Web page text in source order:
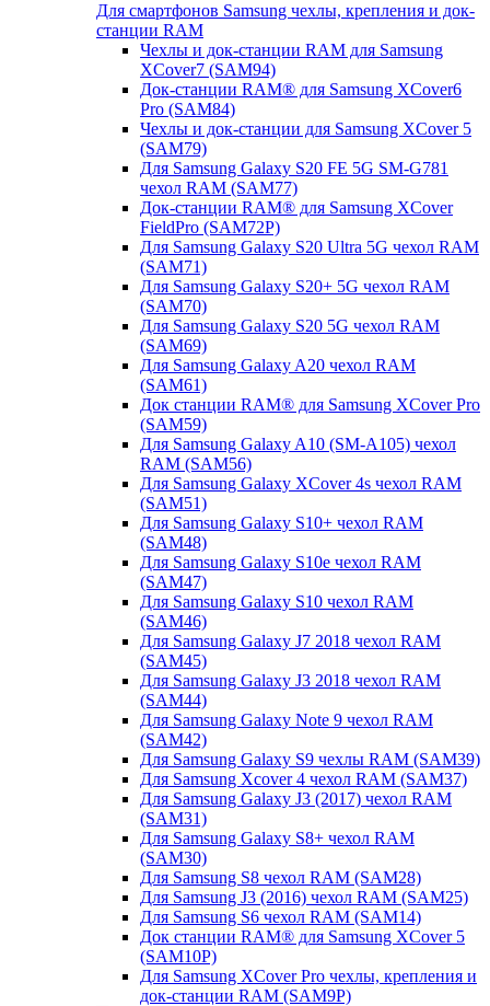
Для смартфонов Samsung чехлы, крепления и док-
станции RAM
Чехлы и док-станции RAM для Samsung
XCover7 (SAM94)
Док-станции RAM® для Samsung XCover6
Pro (SAM84)
Чехлы и док-станции для Samsung XCover 5
(SAM79)
Для Samsung Galaxy S20 FE 5G SM-G781
чехол RAM (SAM77)
Док-станции RAM® для Samsung XCover
FieldPro (SAM72P)
Для Samsung Galaxy S20 Ultra 5G чехол RAM
(SAM71)
Для Samsung Galaxy S20+ 5G чехол RAM
(SAM70)
Для Samsung Galaxy S20 5G чехол RAM
(SAM69)
Для Samsung Galaxy A20 чехол RAM
(SAM61)
Док станции RAM® для Samsung XCover Pro
(SAM59)
Для Samsung Galaxy A10 (SM-A105) чехол
RAM (SAM56)
Для Samsung Galaxy XCover 4s чехол RAM
(SAM51)
Для Samsung Galaxy S10+ чехол RAM
(SAM48)
Для Samsung Galaxy S10e чехол RAM
(SAM47)
Для Samsung Galaxy S10 чехол RAM
(SAM46)
Для Samsung Galaxy J7 2018 чехол RAM
(SAM45)
Для Samsung Galaxy J3 2018 чехол RAM
(SAM44)
Для Samsung Galaxy Note 9 чехол RAM
(SAM42)
Для Samsung Galaxy S9 чехлы RAM (SAM39)
Для Samsung Xcover 4 чехол RAM (SAM37)
Для Samsung Galaxy J3 (2017) чехол RAM
(SAM31)
Для Samsung Galaxy S8+ чехол RAM
(SAM30)
Для Samsung S8 чехол RAM (SAM28)
Для Samsung J3 (2016) чехол RAM (SAM25)
Для Samsung S6 чехол RAM (SAM14)
Док станции RAM® для Samsung XCover 5
(SAM10P)
Для Samsung XCover Pro чехлы, крепления и
док-станции RAM (SAM9P)